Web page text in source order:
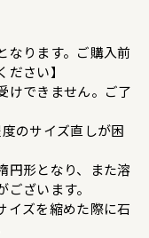
なります。ご購入前
さい】
けできません。ご了
のサイズ直しが困
円形となり、また溶
ざいます。
イズを縮めた際に石